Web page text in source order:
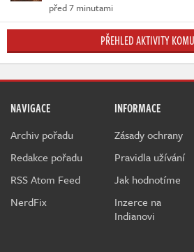
před 7 minutami
PŘEHLED AKTIVITY
NAVIGACE
Archiv pořadu
Redakce pořadu
RSS Atom Feed
NerdFix
INFORMACE
Zásady ochrany
Pravidla užívání
Jak hodnotíme
Inzerce na
Indianovi